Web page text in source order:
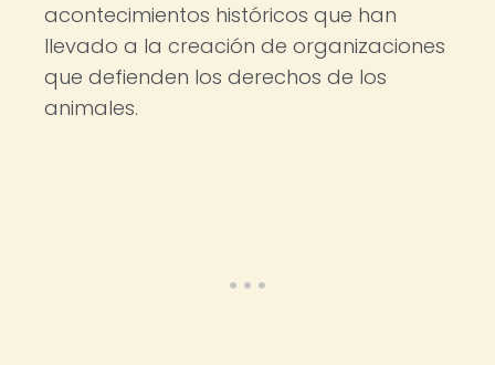
acontecimientos históricos que han
llevado a la creación de organizaciones
que defienden los derechos de los
animales.